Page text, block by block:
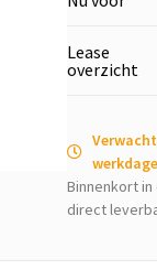
Lease
overzicht
Binnenkort
direct